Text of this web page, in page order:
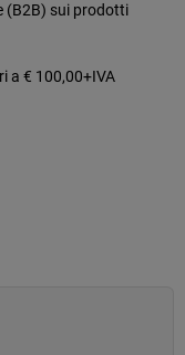
(B2B) sui prodotti
a € 100,00+IVA